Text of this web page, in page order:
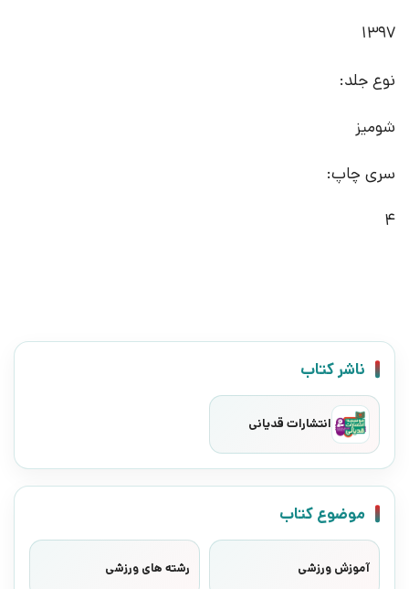
1397
نوع جلد:
شومیز
سری چاپ:
4
ناشر کتاب
انتشارات قدیانی
موضوع کتاب
آموزش ورزشی رشته های ورزشی